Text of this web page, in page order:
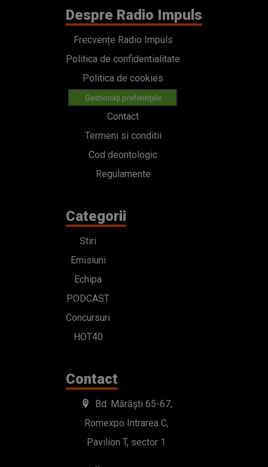
Despre Radio Impuls
Frecvențe Radio Impuls
Politica de confidentialitate
Politica de cookies
Gestionați preferințele
Contact
Termeni si conditii
Cod deontologic
Regulamente
Categorii
Stiri
Emisiuni
Echipa
PODCAST
Concursuri
HOT40
Contact
Bd. Mărăști 65-67,
Romexpo Intrarea C,
Pavilion T, sector 1